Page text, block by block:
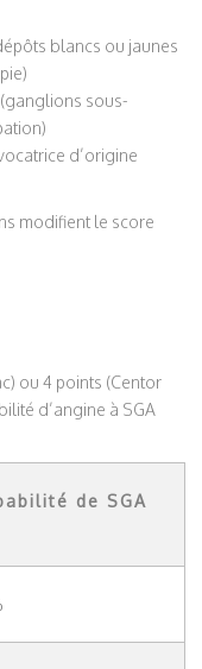
blancs ou jaunes
(ganglions sous-
d’origine
modifient le score
ou 4 points (Centor
d’angine à SGA
de SGA